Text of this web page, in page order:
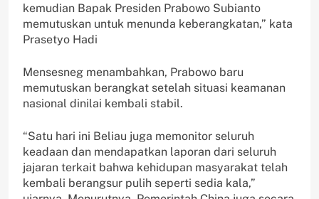
kemudian Bapak Presiden Prabowo Subianto
memutuskan untuk menunda keberangkatan,” kata
Prasetyo Hadi
Mensesneg menambahkan, Prabowo baru
memutuskan berangkat setelah situasi keamanan
nasional dinilai kembali stabil.
“Satu hari ini Beliau juga memonitor seluruh
keadaan dan mendapatkan laporan dari seluruh
jajaran terkait bahwa kehidupan masyarakat telah
kembali berangsur pulih seperti sedia kala,”